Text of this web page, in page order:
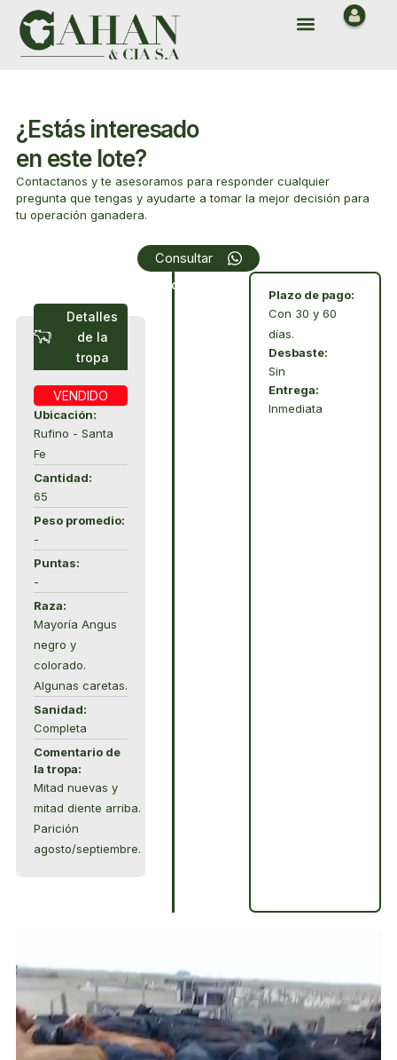
contenido
Menu
¿Estás interesado
en este lote?
Contactanos y te asesoramos para responder cualquier
pregunta que tengas y ayudarte a tomar la mejor decisión para
tu operación ganadera.
Consultar
Detalles
de la
tropa
VENDIDO
Ubicación:
Rufino - Santa
Fe
Cantidad:
65
Peso promedio:
-
Puntas:
-
Raza:
Mayoría Angus
negro y
colorado.
Algunas caretas.
Sanidad:
Completa
Comentario de
la tropa:
Mitad nuevas y
mitad diente arriba.
Parición
agosto/septiembre.
Condiciones
Plazo de pago:
Con 30 y 60
días.
Desbaste:
Sin
Entrega:
Inmediata